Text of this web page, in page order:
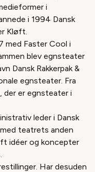
i
i 1994 Dansk
Kløft.
med Faster Cool i
blev egnsteater
Dansk Rakkerpak &
egnsteater. Fra
der er egnsteater i
leder i Dansk
med teatrets anden
idéer og koncepter
Har desuden